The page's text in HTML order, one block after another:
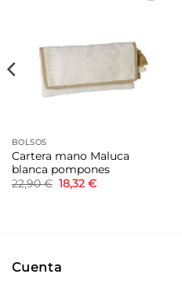
deseos
BOLSOS
Cartera mano Maluca
blanca pompones
22,90€ El
precio
18,32 €El
Cuenta